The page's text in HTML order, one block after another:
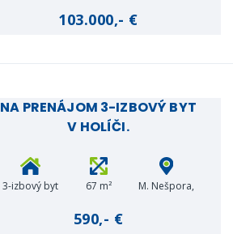
103.000,- €
NA PRENÁJOM 3-IZBOVÝ BYT
V HOLÍČI.
3-izbový byt 67 m²
M. Nešpora,
590,- €